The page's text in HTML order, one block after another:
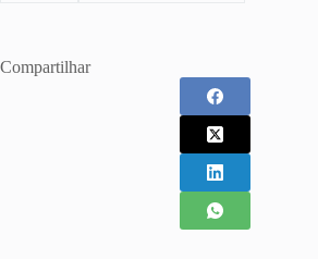
Compartilhar